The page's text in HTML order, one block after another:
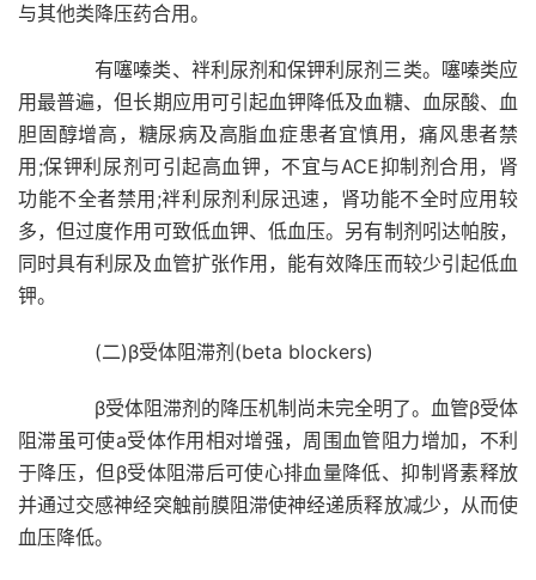
与其他类降压药合用。
有噻嗪类、袢利尿剂和保钾利尿剂三类。噻嗪类应
用最普遍，但长期应用可引起血钾降低及血糖、血尿酸、血
胆固醇增高，糖尿病及高脂血症患者宜慎用，痛风患者禁
用;保钾利尿剂可引起高血钾，不宜与ACE抑制剂合用，肾
功能不全者禁用;袢利尿剂利尿迅速，肾功能不全时应用较
多，但过度作用可致低血钾、低血压。另有制剂吲达帕胺，
同时具有利尿及血管扩张作用，能有效降压而较少引起低血
钾。
(二)β受体阻滞剂(beta blockers)
β受体阻滞剂的降压机制尚未完全明了。血管β受体
阻滞虽可使a受体作用相对增强，周围血管阻力增加，不利
于降压，但β受体阻滞后可使心排血量降低、抑制肾素释放
并通过交感神经突触前膜阻滞使神经递质释放减少，从而使
血压降低。